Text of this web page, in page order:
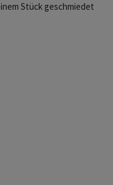
Stück geschmiedet